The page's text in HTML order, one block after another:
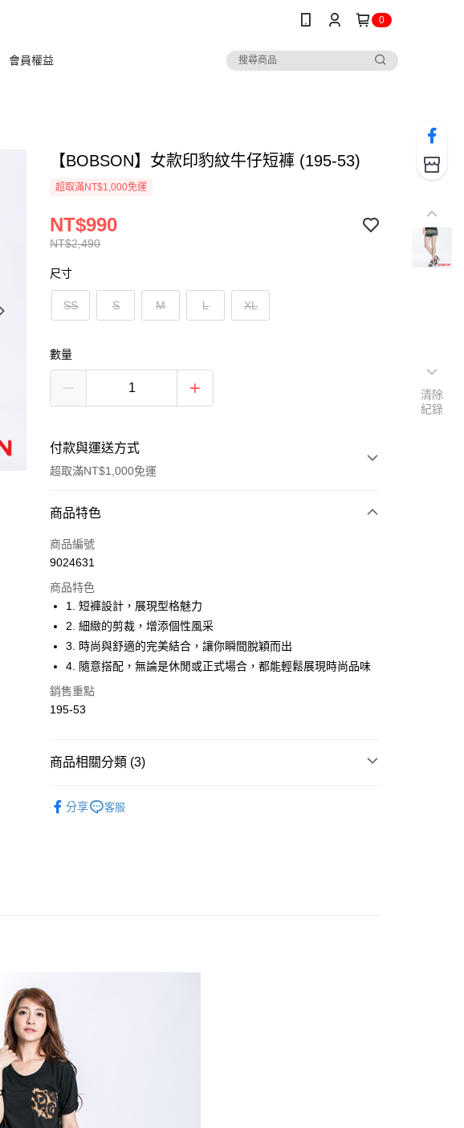
0
會員權益
【BOBSON】女款印豹紋牛仔短褲 (195-53)
超取滿NT$1,000免運
NT$2,490
NT$990
尺寸
SS S M L XL
數量
付款與運送方式
超取滿NT$1,000免運
付款方式
信用卡一次付款
ATM付款
運送方式
付款後全家取貨
每筆NT$60，滿NT$1,000(含以上)免運費
每筆NT$60，滿NT$1,000(含以上)免運費
每筆NT$60，滿NT$1,000(含以上)免運費
商品特色
商品編號
9024631
商品特色
1. 短褲設計，展現型格魅力
2. 細緻的剪裁，增添個性風采
3. 時尚與舒適的完美結合，讓你瞬間脫穎而出
4. 隨意搭配，無論是休閒或正式場合，都能輕鬆展現時尚品味
銷售重點
195-53
商品相關分類 (3)
分享 客服
清除
紀錄